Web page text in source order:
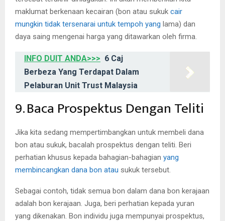
maklumat berkenaan kecairan (bon atau sukuk cair
mungkin tidak tersenarai untuk tempoh yang lama) dan
daya saing mengenai harga yang ditawarkan oleh firma.
INFO DUIT ANDA>>> 6 Caj
Berbeza Yang Terdapat Dalam
Pelaburan Unit Trust Malaysia
9. Baca Prospektus Dengan Teliti
Jika kita sedang mempertimbangkan untuk membeli dana
bon atau sukuk, bacalah prospektus dengan teliti. Beri
perhatian khusus kepada bahagian-bahagian yang
membincangkan dana bon atau sukuk tersebut.
Sebagai contoh, tidak semua bon dalam dana bon kerajaan
adalah bon kerajaan. Juga, beri perhatian kepada yuran
yang dikenakan. Bon individu juga mempunyai prospektus,